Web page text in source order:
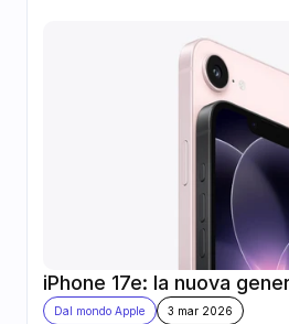
iPhone 17e: la nuova
Dal mondo Apple 3 mar 2026